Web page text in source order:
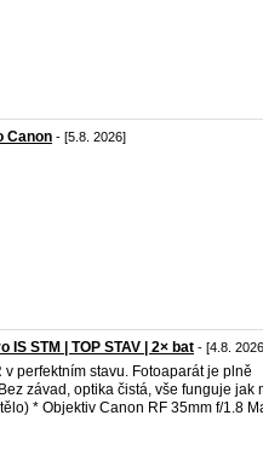
Canon - [5.8. 2026]
IS STM | TOP STAV | 2× bat - [4.8.
perfektním stavu. Fotoaparát je plně
závad, optika čistá, vše funguje jak
* Objektiv Canon RF 35mm f/1.8